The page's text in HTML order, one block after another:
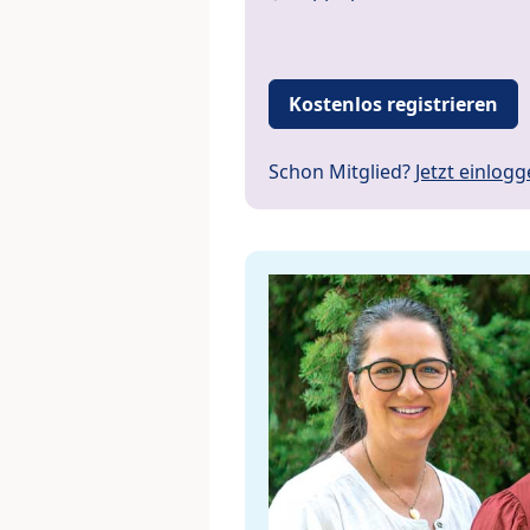
Kostenlos registrieren
Schon Mitglied? Jetzt